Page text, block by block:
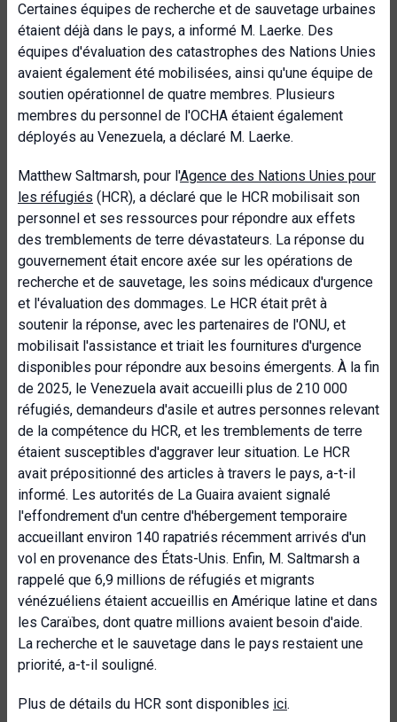
Certaines équipes de recherche et de sauvetage urbaines
étaient déjà dans le pays, a informé M. Laerke. Des
équipes d'évaluation des catastrophes des Nations Unies
avaient également été mobilisées, ainsi qu'une équipe de
soutien opérationnel de quatre membres. Plusieurs
membres du personnel de l'OCHA étaient également
déployés au Venezuela, a déclaré M. Laerke.
Matthew Saltmarsh, pour l'Agence des Nations Unies pour
les réfugiés (HCR), a déclaré que le HCR mobilisait son
personnel et ses ressources pour répondre aux effets
des tremblements de terre dévastateurs. La réponse du
gouvernement était encore axée sur les opérations de
recherche et de sauvetage, les soins médicaux d'urgence
et l'évaluation des dommages. Le HCR était prêt à
soutenir la réponse, avec les partenaires de l'ONU, et
mobilisait l'assistance et triait les fournitures d'urgence
disponibles pour répondre aux besoins émergents. À la fin
de 2025, le Venezuela avait accueilli plus de 210 000
réfugiés, demandeurs d'asile et autres personnes relevant
de la compétence du HCR, et les tremblements de terre
étaient susceptibles d'aggraver leur situation. Le HCR
avait prépositionné des articles à travers le pays, a-t-il
informé. Les autorités de La Guaira avaient signalé
l'effondrement d'un centre d'hébergement temporaire
accueillant environ 140 rapatriés récemment arrivés d'un
vol en provenance des États-Unis. Enfin, M. Saltmarsh a
rappelé que 6,9 millions de réfugiés et migrants
vénézuéliens étaient accueillis en Amérique latine et dans
les Caraïbes, dont quatre millions avaient besoin d'aide.
La recherche et le sauvetage dans le pays restaient une
priorité, a-t-il souligné.
Plus de détails du HCR sont disponibles ici.